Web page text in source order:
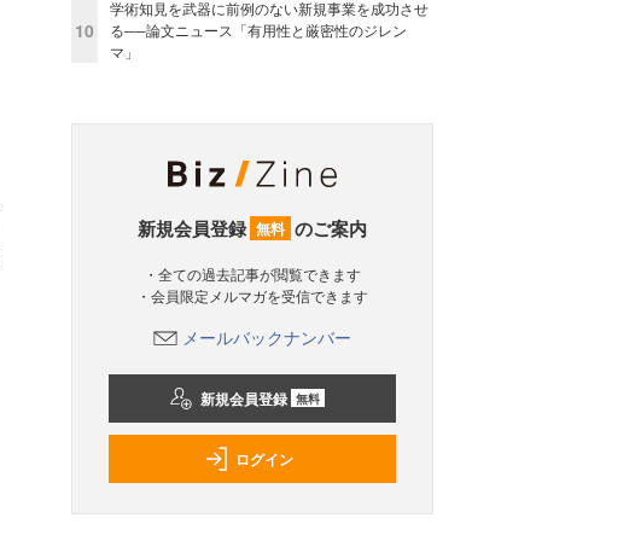
10
学術知見を武器に前例のない新規事業を成功させ
る──論文ニュース「有用性と厳密性のジレン
マ」
新規会員登録 無料 のご案内
・全ての過去記事が閲覧できます
・会員限定メルマガを受信できます
メールバックナンバー
新規会員登録 無料
ログイン